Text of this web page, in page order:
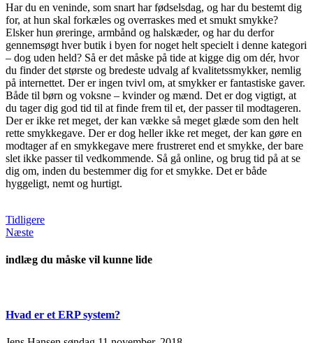
Har du en veninde, som snart har fødselsdag, og har du bestemt dig
for, at hun skal forkæles og overraskes med et smukt smykke?
Elsker hun øreringe, armbånd og halskæder, og har du derfor
gennemsøgt hver butik i byen for noget helt specielt i denne kategori
– dog uden held? Så er det måske på tide at kigge dig om dér, hvor
du finder det største og bredeste udvalg af kvalitetssmykker, nemlig
på internettet. Der er ingen tvivl om, at smykker er fantastiske gaver.
Både til børn og voksne – kvinder og mænd. Det er dog vigtigt, at
du tager dig god tid til at finde frem til et, der passer til modtageren.
Der er ikke ret meget, der kan vække så meget glæde som den helt
rette smykkegave. Der er dog heller ikke ret meget, der kan gøre en
modtager af en smykkegave mere frustreret end et smykke, der bare
slet ikke passer til vedkommende. Så gå online, og brug tid på at se
dig om, inden du bestemmer dig for et smykke. Det er både
hyggeligt, nemt og hurtigt.
Tidligere
Næste
indlæg du måske vil kunne lide
Hvad er et ERP system?